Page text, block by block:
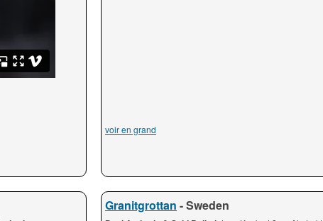
voir en grand
Granitgrottan - Sweden